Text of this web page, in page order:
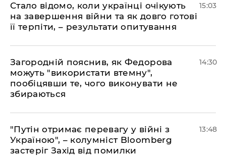
Стало відомо, коли українці очікують
на завершення війни та як довго готові
її терпіти, – результати опитування
15:03
Загородній пояснив, як Федорова
можуть "використати втемну",
пообіцявши те, чого виконувати не
збираються
14:30
"Путін отримає перевагу у війні з
Україною", – колумніст Bloomberg
застеріг Захід від помилки
13:48